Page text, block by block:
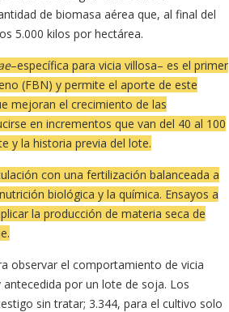
de biomasa aérea que, al final del
5.000 kilos por hectárea.
–específica para vicia villosa– es el primer
(FBN) y permite el aporte de este
mejoran el crecimiento de las
en incrementos que van del 40 al 100
y la historia previa del lote.
con una fertilización balanceada a
biológica y la química. Ensayos a
la producción de materia seca de
observar el comportamiento de vicia
por un lote de soja. Los
sin tratar; 3.344, para el cultivo solo